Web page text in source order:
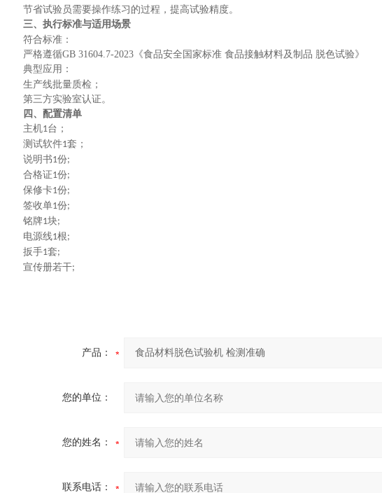
节省试验员需要操作练习的过程，提高试验精度。
三、 执行标准与适用场景
符合标准：
严格遵循GB 31604.7-2023《食品安全国家标准 食品接触材料及制品 脱色试验》
典型应用 ：
生产线批量质检；
第三方实验室认证。
四、配置清单
主机1台；
测试软件1套；
说明书1份;
合格证1份;
保修卡1份;
签收单1份;
铭牌1块;
电源线1根;
扳手1套;
宣传册若干;
产品：
您的单位：
您的姓名：
联系电话：